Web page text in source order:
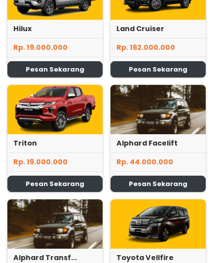
Hilux
Rp. 19.000.000
Pesan Sekarang
Land Cruiser
Rp. 162.000.000
Pesan Sekarang
Triton
Rp. 19.000.000
Pesan Sekarang
Alphard Facelift
Rp. 44.000.000
Pesan Sekarang
Alphard Transf...
Toyota Vellfire